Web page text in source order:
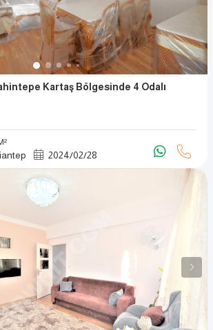
Kartaş Bölgesinde 4 Odalı
2024/02/28